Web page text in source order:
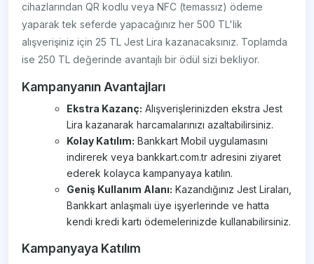
cihazlarından QR kodlu veya NFC (temassız) ödeme
yaparak tek seferde yapacağınız her 500 TL'lik
alışverişiniz için 25 TL Jest Lira kazanacaksınız. Toplamda
ise 250 TL değerinde avantajlı bir ödül sizi bekliyor.
Kampanyanın Avantajları
Ekstra Kazanç: Alışverişlerinizden ekstra Jest
Lira kazanarak harcamalarınızı azaltabilirsiniz.
Kolay Katılım: Bankkart Mobil uygulamasını
indirerek veya bankkart.com.tr adresini ziyaret
ederek kolayca kampanyaya katılın.
Geniş Kullanım Alanı: Kazandığınız Jest Liraları,
Bankkart anlaşmalı üye işyerlerinde ve hatta
kendi kredi kartı ödemelerinizde kullanabilirsiniz.
Kampanyaya Katılım